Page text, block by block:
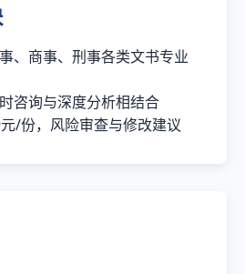
、商事、刑事各类文书专业
咨询与深度分析相结合
/份，风险审查与修改建议